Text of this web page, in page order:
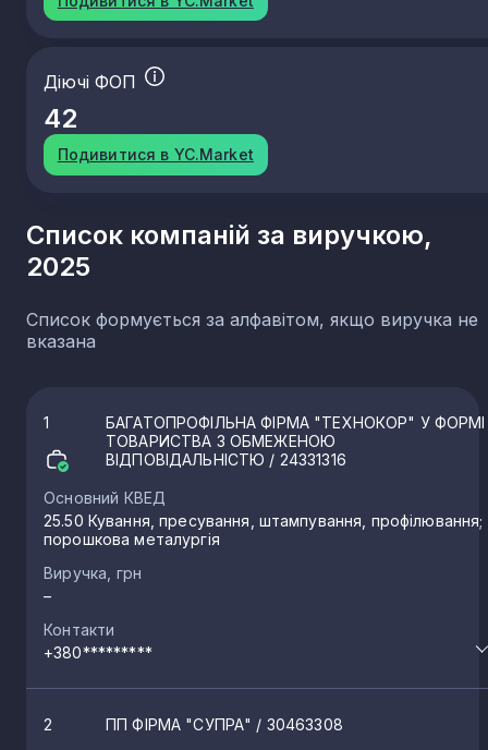
Діючі ФОП
42
Подивитися в YC.Market
Список компаній за виручкою,
2025
Список формується за алфавітом, якщо виручка не
вказана
1
БАГАТОПРОФІЛЬНА ФІРМА "ТЕХНОКОР" У ФОРМІ
ТОВАРИСТВА З ОБМЕЖЕНОЮ
ВІДПОВІДАЛЬНІСТЮ / 24331316
Основний КВЕД
25.50 Кування, пресування, штампування, профілювання;
порошкова металургія
Виручка, грн
–
Контакти
+380*********
2 ПП ФІРМА "СУПРА" / 30463308